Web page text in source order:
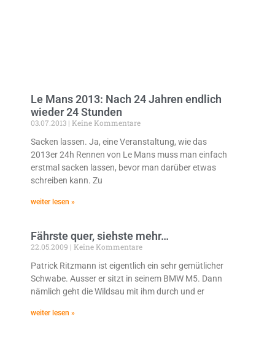
Le Mans 2013: Nach 24 Jahren endlich
wieder 24 Stunden
03.07.2013
Keine Kommentare
Sacken lassen. Ja, eine Veranstaltung, wie das
2013er 24h Rennen von Le Mans muss man einfach
erstmal sacken lassen, bevor man darüber etwas
schreiben kann. Zu
weiter lesen »
Fährste quer, siehste mehr…
22.05.2009
Keine Kommentare
Patrick Ritzmann ist eigentlich ein sehr gemütlicher
Schwabe. Ausser er sitzt in seinem BMW M5. Dann
nämlich geht die Wildsau mit ihm durch und er
weiter lesen »